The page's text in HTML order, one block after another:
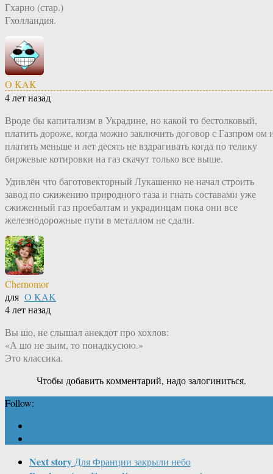
Гхарно (стар.)
Гхолландия.
O KAK
4 лет назад
Вроде бы капитализм в Украдине, но какой то бестолковый,
платить дороже, когда можно заключить договор с Газпром ом
платить меньше и лет десять не вздрагивать когда по телику
биржевые котировки на газ скачут только все выше.
Удивлён что баготовекторный Лукашенко не начал строить
завод по сжижению природного газа и гнать составами уже
сжиженный газ проебалтам и украдинцам пока они все
железнодорожные пути в металлом не сдали.
Chernomor
для O KAK
4 лет назад
Вы шо, не слышал анекдот про хохлов:
«А шо не зьим, то понадкусюю.»
Это классика.
Чтобы добавить комментарий, надо залогиниться.
Follow:
Next storyДля Франции закрыли небо